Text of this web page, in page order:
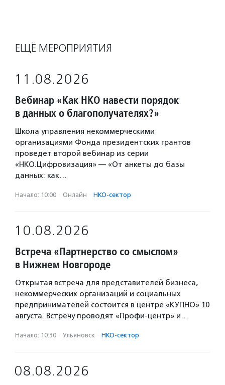
ЕЩЁ МЕРОПРИЯТИЯ
11.08.2026
Вебинар «Как НКО навести порядок
в данных о благополучателях?»
Школа управления некоммерческими
организациями Фонда президентских грантов
проведет второй вебинар из серии
«НКО.Цифровизация» — «От анкеты до базы
данных: как…
Начало: 10:00 · Онлайн · НКО-сектор
10.08.2026
Встреча «Партнерство со смыслом»
в Нижнем Новгороде
Открытая встреча для представителей бизнеса,
некоммерческих организаций и социальных
предпринимателей состоится в центре «КУПНО» 10
августа. Встречу проводят «Профи-центр» и…
Начало: 10:30 · Ульяновск · НКО-сектор
08.08.2026